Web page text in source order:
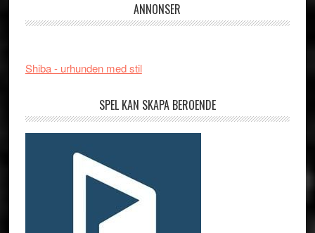
ANNONSER
Shiba - urhunden med stil
SPEL KAN SKAPA BEROENDE